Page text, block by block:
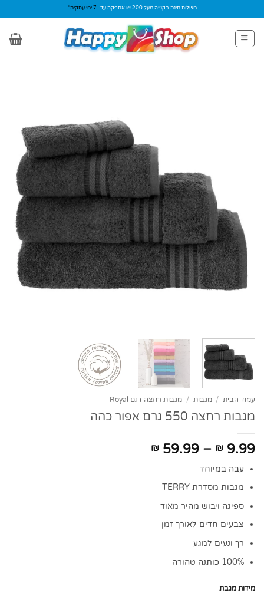
to
content
משלוח חינם בקנייה מעל 200 ₪ אספקה עד -7 ימי עסקים*
עמוד הבית / מגבות / מגבות רחצה דגם Royal
מגבות רחצה 550 גרם אפור כהה
₪ 9.99
–
₪ 59.99
עבה במיוחד
מגבות מסדרת TERRY
ספיגה ויבוש מהיר מאוד
צבעים חדים לאורך זמן
רך ונעים למגע
100% כותנה טהורה
מידות מגבת